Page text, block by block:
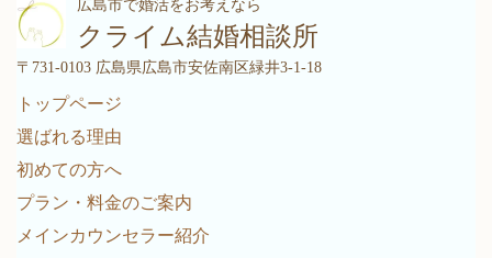
広島市で婚活をお考えなら
クライム結婚相談所
〒731-0103 広島県広島市安佐南区緑井3-1-18
トップページ
選ばれる理由
初めての方へ
プラン・料金のご案内
メインカウンセラー紹介